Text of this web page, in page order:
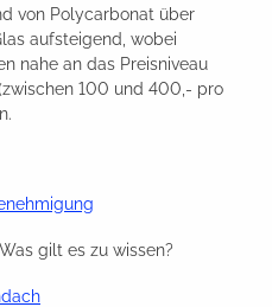
von Polycarbonat über
aufsteigend, wobei
nahe an das Preisniveau
100 und 400,- pro
gilt es zu wissen?